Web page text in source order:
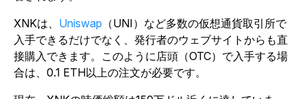
XNKは、 Uniswap （UNI）など多数の仮想通貨取引所で
入手できるだけでなく、発行者のウェブサイトからも直
接購入できます。このように店頭（OTC）で入手する場
合は、0.1 ETH以上の注文が必要です。